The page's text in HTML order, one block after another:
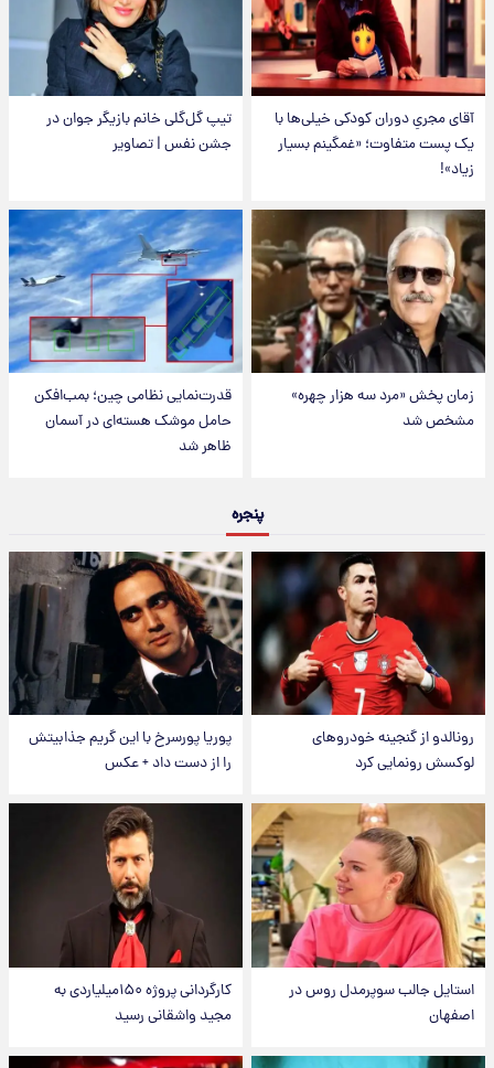
آقای مجریِ دوران کودکی خیلی‌ها با
یک پست متفاوت؛ «غمگینم بسیار
زیاد»!
تیپ گل‌گلی خانم بازیگر جوان در
جشن نفس | تصاویر
زمان پخش «مرد سه هزار چهره»
مشخص شد
قدرت‌نمایی نظامی چین؛ بمب‌افکن
حامل موشک هسته‌ای در آسمان
ظاهر شد
پنجره
رونالدو از گنجینه خودروهای
لوکسش رونمایی کرد
پوریا پورسرخ با این گریم جذابیتش
را از دست داد + عکس
استایل جالب سوپرمدل روس در
اصفهان
کارگردانی پروژه ۱۵۰میلیاردی به
مجید واشقانی رسید